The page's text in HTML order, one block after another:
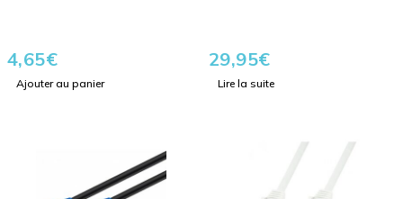
4,65€
Ajouter au panier
29,95€
Lire la suite